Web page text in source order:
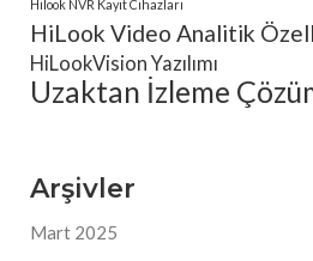
Hilook NVR Kayıt Cihazları
HiLook Video Analitik
HiLookVision Yazılımı
Uzaktan İzleme
Arşivler
Mart 2025